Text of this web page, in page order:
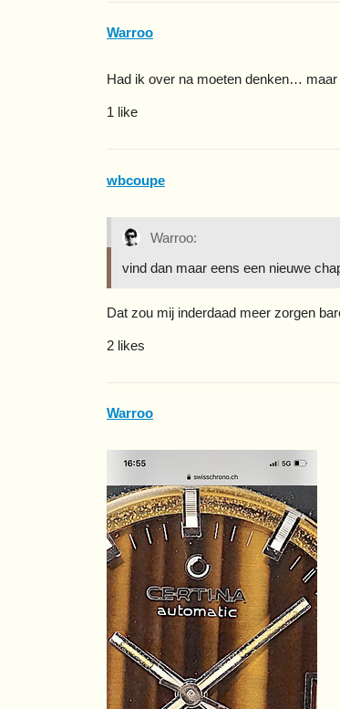
Warroo
Had ik over na moeten denken…
1 like
wbcoupe
Warroo:
vind dan maar eens een nieuwe
Dat zou mij inderdaad meer zorgen
2 likes
Warroo